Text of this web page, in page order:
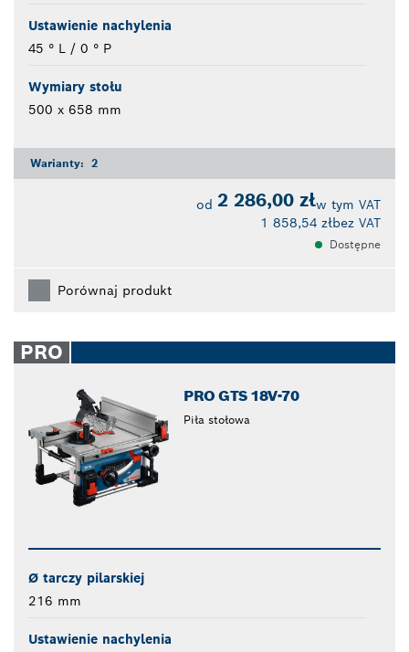
Ustawienie nachylenia
45 ° L / 0 ° P
Wymiary stołu
500 x 658 mm
Warianty: 2
od 2 286,00 złw tym VAT
1 858,54 złbez VAT
Dostępne
Porównaj produkt
PRO
PRO GTS 18V-70
Piła stołowa
Ø tarczy pilarskiej
216 mm
Ustawienie nachylenia